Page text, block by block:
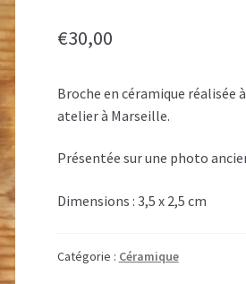
€30,00
Broche en céramique réalisée
atelier à Marseille.
Présentée sur une photo
Dimensions : 3,5 x 2,5 cm
Catégorie : Céramique